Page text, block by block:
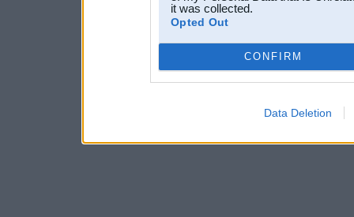
it was collected.
Opted Out
CONFIRM
Data Deletion